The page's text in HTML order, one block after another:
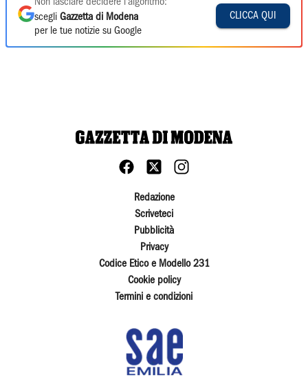
scegli Gazzetta di Modena
per le tue notizie su Google
CLICCA QUI
Redazione
Scriveteci
Pubblicità
Privacy
Codice Etico e Modello 231
Cookie policy
Termini e condizioni